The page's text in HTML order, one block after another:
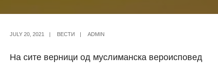
JULY 20, 2021 ВЕСТИ ADMIN
На сите верници од муслиманска вероисповед